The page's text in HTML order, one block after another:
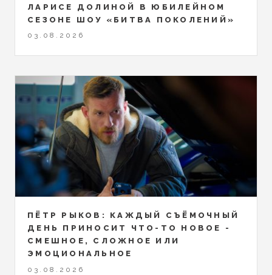
ЛАРИСЕ ДОЛИНОЙ В ЮБИЛЕЙНОМ
СЕЗОНЕ ШОУ «БИТВА ПОКОЛЕНИЙ»
03.08.2026
ПЁТР РЫКОВ: КАЖДЫЙ СЪЁМОЧНЫЙ
ДЕНЬ ПРИНОСИТ ЧТО-ТО НОВОЕ -
СМЕШНОЕ, СЛОЖНОЕ ИЛИ
ЭМОЦИОНАЛЬНОЕ
03.08.2026